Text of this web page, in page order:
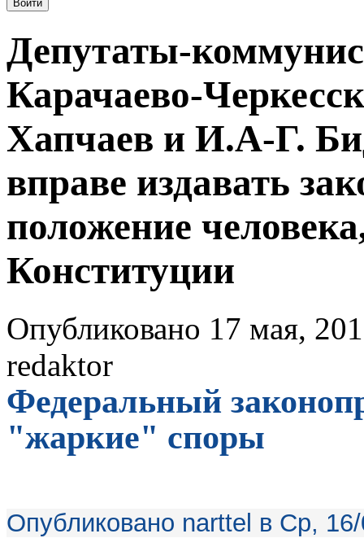
Депутаты-
Карачаево-
Хапчаев и И.А-Г.
вправе издавать
положение
Конституции
Опубликовано 17 мая,
redaktor
Федеральный
"жаркие" споры
Опубликовано narttel в Ср,